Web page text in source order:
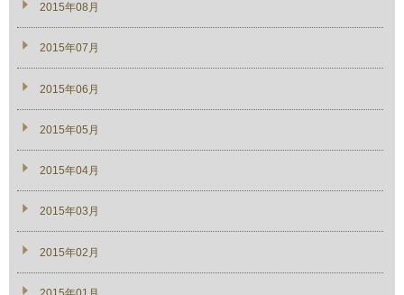
2015年08月
2015年07月
2015年06月
2015年05月
2015年04月
2015年03月
2015年02月